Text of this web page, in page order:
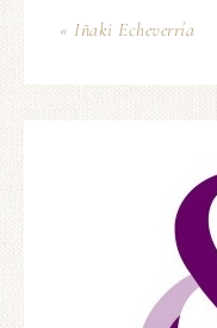
« Iñaki Echeverría